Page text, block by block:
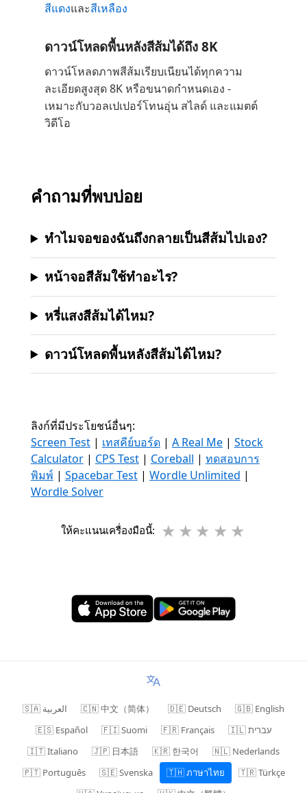
สีแดงและสีเหลือง
ดาวน์โหลดพื้นหลังสีส้มได้ถึง 8K
ดาวน์โหลดภาพสีส้มเรียบเนียนได้ทุกความ
ละเอียดสูงสุด 8K หรือขนาดกำหนดเอง -
เหมาะกับวอลเปเปอร์โทนอุ่น สไลด์ และแมตต์
วิดีโอ
คำถามที่พบบ่อย
ทำไมจอของฉันถึงกลายเป็นสีส้มไปเอง?
หน้าจอสีส้มใช้ทำอะไร?
หรี่แสงสีส้มได้ไหม?
ดาวน์โหลดพื้นหลังสีส้มได้ไหม?
ลิงก์ที่มีประโยชน์อื่นๆ:
Screen Test| เทสคีย์บอร์ด| A Real Me| Stock
Calculator| CPS Test| Coreball | ทดสอบการ
พิมพ์ | Spacebar Test| Wordle Unlimited |
Wordle Solver
ให้คะแนนเครื่องมือนี้: ★ ★ ★ ★ ★
🇸🇦 العربية 🇨🇳 中文（简体） 🇩🇪 Deutsch
🇬🇧 English
🇪🇸 Español
🇫🇮 Suomi 🇫🇷 Français
🇮🇱 עברית
🇮🇹 Italiano
🇯🇵 日本語 🇰🇷 한국어
🇳🇱 Nederlands
🇵🇹 Português
🇸🇪 Svenska 🇹🇭 ภาษาไทย
🇹🇷 Türkçe